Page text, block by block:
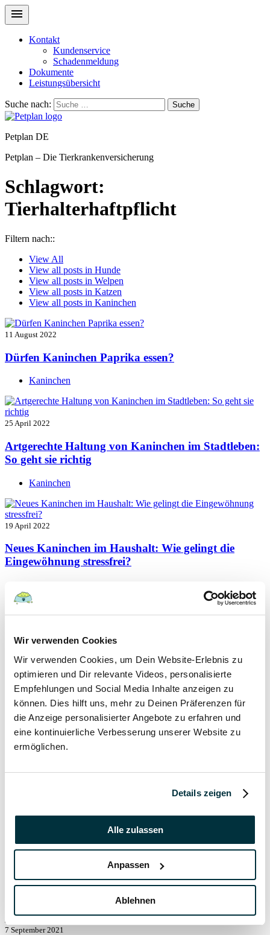
Wir verwenden Cookies
Wir verwenden Cookies, um Dein Website-Erlebnis zu
optimieren und Dir relevante Videos, personalisierte
Empfehlungen und Social Media Inhalte anzeigen zu
können. Dies hilft uns, mehr zu Deinen Präferenzen für
die Anzeige personalisierter Angebote zu erfahren und
eine kontinuierliche Verbesserung unserer Website zu
ermöglichen.
Details zeigen
Alle zulassen
Anpassen
Ablehnen
Kontakt
Kundenservice
Schadenmeldung
Dokumente
Leistungsübersicht
Suche nach: Suche
Petplan DE
Petplan – Die Tierkrankenversicherung
Schlagwort:
Tierhalterhaftpflicht
Filtern nach::
View All
View all posts in Hunde
View all posts in Welpen
View all posts in Katzen
View all posts in Kaninchen
11 August 2022
Dürfen Kaninchen Paprika essen?
Kaninchen
25 April 2022
Artgerechte Haltung von Kaninchen im Stadtleben:
So geht sie richtig
Kaninchen
19 April 2022
Neues Kaninchen im Haushalt: Wie gelingt die
Eingewöhnung stressfrei?
19 September 2021
Schutzvertrag – gültig oder nicht?
Hunde
Kaninchen
Katzen
Papageien
7 September 2021
Hygieneregeln beim Tierarzt für Mensch und Tier
Hunde
Kaninchen beschäftigen: so bleibt der Alltag
7 September 2021